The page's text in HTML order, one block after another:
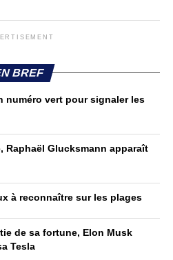
BREF
numéro vert pour signaler les
Raphaël Glucksmann apparaît
à reconnaître sur les plages
de sa fortune, Elon Musk
Tesla